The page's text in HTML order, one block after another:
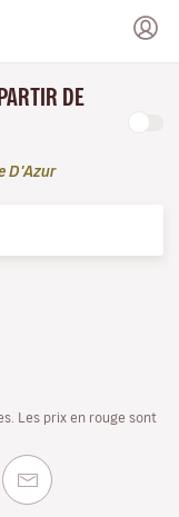
DE
D'Azur
Les prix en rouge sont